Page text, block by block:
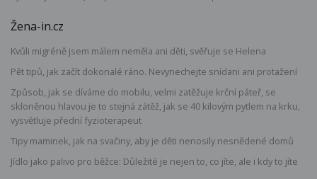
Žena-in.cz
Kvůli migréně jsem málem neměla ani děti, svěřuje se Helena
Pět tipů, jak začít dokonalé ráno. Nevynechejte snídani ani protažení
Způsob, jak se díváme do mobilu, velmi zatěžuje krční páteř, se
skloněnou hlavou je to stejná zátěž, jak se 40 kilovým pytlem na krku,
vysvětluje přední fyzioterapeut
Tipy maminek, jak na svačiny, aby je děti nenosily nesnědené domů
Jídlo jako palivo pro běžce: Důležité je nejen to, co jíte, ale i kdy to jíte